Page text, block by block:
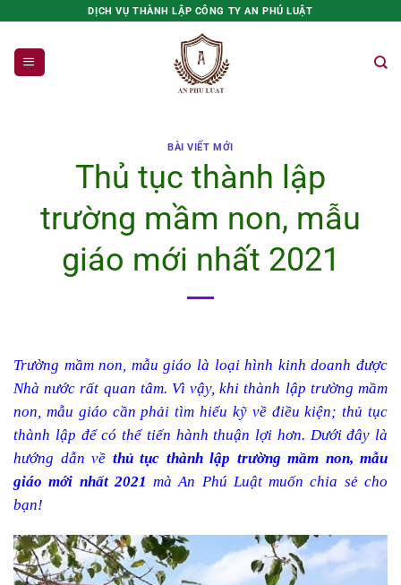
nội
dung
DỊCH VỤ THÀNH LẬP CÔNG TY AN PHÚ LUẬT
BÀI VIẾT MỚI
Thủ tục thành lập
trường mầm non, mẫu
giáo mới nhất 2021
Trường mầm non, mẫu giáo là loại hình kinh doanh được
Nhà nước rất quan tâm. Vì vậy, khi thành lập trường mầm
non, mẫu giáo cần phải tìm hiểu kỹ về điều kiện; thủ tục
thành lập để có thể tiến hành thuận lợi hơn. Dưới đây là
hướng dẫn về thủ tục thành lập trường mầm non, mẫu
giáo mới nhất 2021 mà An Phú Luật muốn chia sẻ cho
bạn!